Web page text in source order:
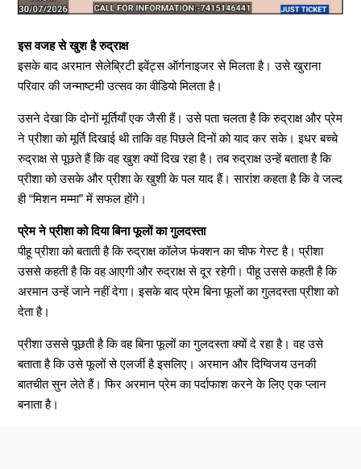
इस वजह से खुश है रुद्राक्ष
इसके बाद अरमान सेलेब्रिटी इवेंट्स ऑर्गनाइजर से मिलता है। उसे खुराना
परिवार की जन्माष्टमी उत्सव का वीडियो मिलता है।
उसने देखा कि दोनों मूर्तियाँ एक जैसी हैं। उसे पता चलता है कि रुद्राक्ष और प्रेम
ने प्रीशा को मूर्ति दिखाई थी ताकि वह पिछले दिनों को याद कर सके। इधर बच्चे
रुद्राक्ष से पूछते हैं कि वह खुश क्यों दिख रहा है। तब रुद्राक्ष उन्हें बताता है कि
प्रीशा को उसके और प्रीशा के खुशी के पल याद हैं। सारांश कहता है कि वे जल्द
ही “मिशन मम्मा” में सफल होंगे।
प्रेम ने प्रीशा को दिया बिना फूलों का गुलदस्ता
पीहू प्रीशा को बताती है कि रुद्राक्ष कॉलेज फंक्शन का चीफ गेस्ट है। प्रीशा
उससे कहती है कि वह आएगी और रुद्राक्ष से दूर रहेगी। पीहू उससे कहती है कि
अरमान उन्हें जाने नहीं देगा। इसके बाद प्रेम बिना फूलों का गुलदस्ता प्रीशा को
देता है।
प्रीशा उससे पूछती है कि वह बिना फूलों का गुलदस्ता क्यों दे रहा है। वह उसे
बताता है कि उसे फूलों से एलर्जी है इसलिए। अरमान और दिग्विजय उनकी
बातचीत सुन लेते हैं। फिर अरमान प्रेम का पर्दाफाश करने के लिए एक प्लान
बनाता है।